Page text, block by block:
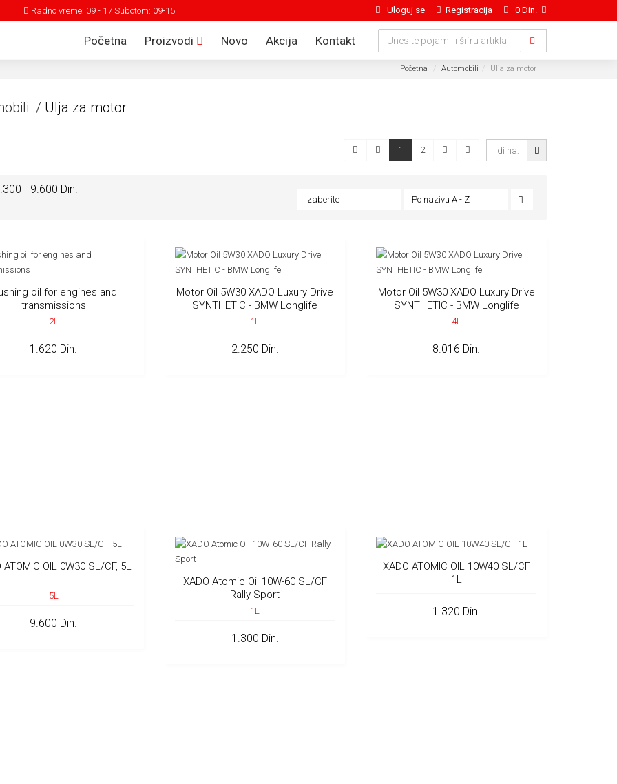
Radno vreme: 09 - 17 Subotom: 09-15 Uloguj se Registracija 0 Din.
Početna Proizvodi Novo Akcija Kontakt
Početna Automobili Ulja za motor
/ Ulja za motor
1 2
- 9.600 Din.
Po nazivu A - Z
Izaberite
oil for engines and
transmissions
2L
1.620 Din.
Motor Oil 5W30 XADO Luxury Drive
SYNTHETIC - BMW Longlife
1L
2.250 Din.
Motor Oil 5W30 XADO Luxury Drive
SYNTHETIC - BMW Longlife
4L
8.016 Din.
ATOMIC OIL 0W30 SL/CF, 5L
5L
9.600 Din.
XADO Atomic Oil 10W-60 SL/CF
Rally Sport
1L
1.300 Din.
XADO ATOMIC OIL 10W40 SL/CF
1L
1.320 Din.